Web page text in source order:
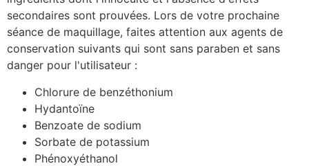
secondaires sont prouvées. Lors de votre prochaine
séance de maquillage, faites attention aux agents de
conservation suivants qui sont sans paraben et sans
danger pour l'utilisateur :
Chlorure de benzéthonium
Hydantoïne
Benzoate de sodium
Sorbate de potassium
Phénoxyéthanol